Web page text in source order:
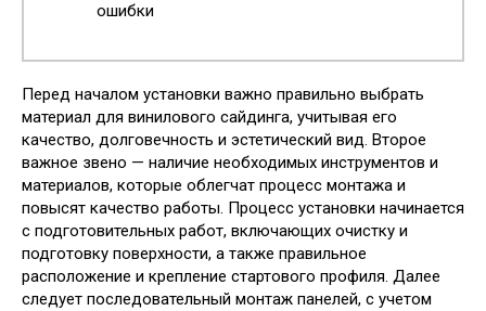
ошибки
Перед началом установки важно правильно выбрать
материал для винилового сайдинга, учитывая его
качество, долговечность и эстетический вид. Второе
важное звено — наличие необходимых инструментов и
материалов, которые облегчат процесс монтажа и
повысят качество работы. Процесс установки начинается
с подготовительных работ, включающих очистку и
подготовку поверхности, а также правильное
расположение и крепление стартового профиля. Далее
следует последовательный монтаж панелей, с учетом